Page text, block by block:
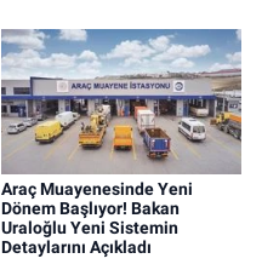
Araç Muayenesinde Yeni
Dönem Başlıyor! Bakan
Uraloğlu Yeni Sistemin
Detaylarını Açıkladı